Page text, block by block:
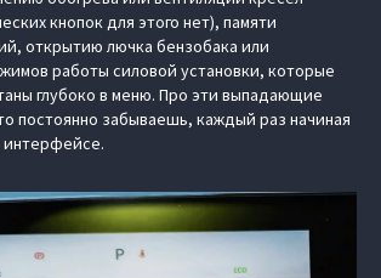
кнопок для этого нет), памяти
открытию лючка бензобака или
работы силовой установки, которые
глубоко в меню. Про эти выпадающие
постоянно забываешь, каждый раз начиная
интерфейсе.